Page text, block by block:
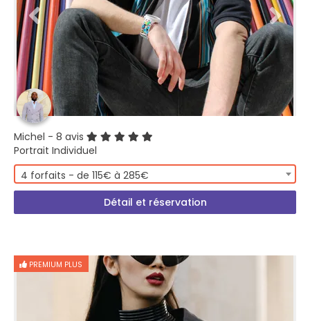
Michel - 8 avis
Portrait Individuel
4 forfaits - de 115€ à 285€
Détail et réservation
PREMIUM PLUS